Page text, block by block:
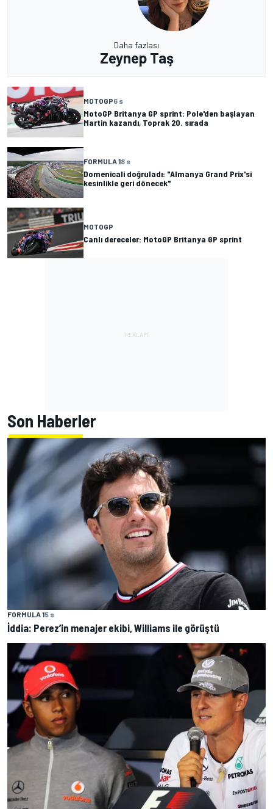
Daha fazlası
Zeynep Taş
MOTOGP6 s
MotoGP Britanya GP sprint: Pole'den başlayan
Martin kazandı, Toprak 20. sırada
FORMULA 18 s
Domenicali doğruladı: "Almanya Grand Prix'si
kesinlikle geri dönecek"
MOTOGP
Canlı dereceler: MotoGP Britanya GP sprint
Son Haberler
FORMULA 15 s
İddia: Perez’in menajer ekibi, Williams ile görüştü